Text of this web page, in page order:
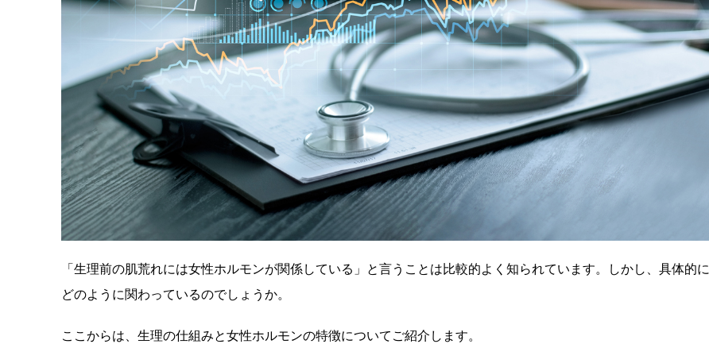
「生理前の肌荒れには女性ホルモンが関係している」と言うことは比較的よく知られています。しかし、具体的に
どのように関わっているのでしょうか。
ここからは、生理の仕組みと女性ホルモンの特徴についてご紹介します。